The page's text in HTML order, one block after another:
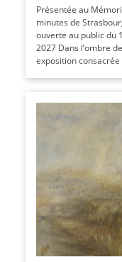
Présentée au
minutes de
ouverte au public du
2027 Dans l’ombre
exposition consacrée